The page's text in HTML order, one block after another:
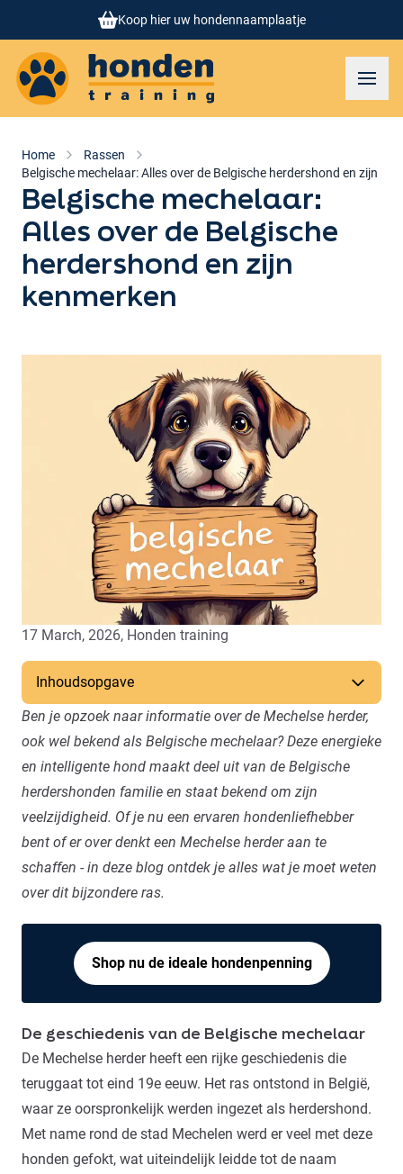
Koop hier uw hondennaamplaatje
Honden training
Home
Rassen
Belgische mechelaar: Alles over de Belgische herdershond en zijn
Belgische mechelaar:
Alles over de Belgische
herdershond en zijn
kenmerken
17 March, 2026, Honden training
Inhoudsopgave
Ben je opzoek naar informatie over de Mechelse herder,
ook wel bekend als Belgische mechelaar? Deze energieke
en intelligente hond maakt deel uit van de Belgische
herdershonden familie en staat bekend om zijn
veelzijdigheid. Of je nu een ervaren hondenliefhebber
bent of er over denkt een Mechelse herder aan te
schaffen - in deze blog ontdek je alles wat je moet weten
over dit bijzondere ras.
Shop nu de ideale hondenpenning
De geschiedenis van de Belgische mechelaar
De Mechelse herder heeft een rijke geschiedenis die
teruggaat tot eind 19e eeuw. Het ras ontstond in België,
waar ze oorspronkelijk werden ingezet als herdershond.
Met name rond de stad Mechelen werd er veel met deze
honden gefokt, wat uiteindelijk leidde tot de naam